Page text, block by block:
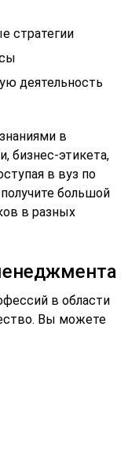
стратегии
деятельность
в
бизнес-этикета,
в вуз по
большой
в разных
в области
Вы можете